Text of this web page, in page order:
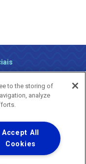
Direitos Reservados.
a vida
to the storing of
analyze
Accept All
Cookies